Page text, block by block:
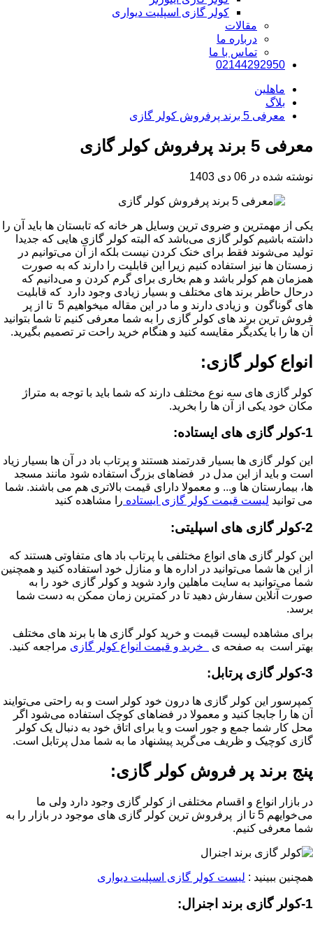
کولر گازی اسپلیت دیواری
مقالات
درباره ما
تماس با ما
02144292950
ماهلین
بلاگ
معرفی 5 برند پرفروش کولر گازی
معرفی 5 برند پرفروش کولر گازی
نوشته شده در 06 دی 1403
یکی از مهمترین و ضروی ترین وسایل هر خانه که تابستان ها باید آن را
داشته باشیم کولر گازی می‌باشد که البته کولر گازی هایی که جدیدا
تولید می‌شوند فقط برای خنک کردن نیست بلکه از آن می‌توانیم در
زمستان ها نیز استفاده کنیم زیرا این قابلیت را دارند که به صورت
همزمان هم کولر باشد و هم بخاری برای گرم کردن و می‌دانیم که
درحال حاظر برند های مختلف و بسیار زیادی وجود دارد که قابلیت
های گوناگون و زیادی دارند و ما در این مقاله میخواهیم 5 تا از پر
فروش ترین برند های کولر گازی را به شما معرفی کنیم تا شما بتوانید
آن ها را با یکدیگر مقایسه کنید و هنگام خرید راحت تر تصمیم بگیرید.
انواع کولر گازی:
کولر گازی های سه نوع مختلف دارند که شما باید با توجه به متراژ
مکان خود یکی از آن ها را بخرید.
1-کولر گازی های ایستاده:
این کولر گازی ها بسیار قدرتمند هستند و پرتاب باد در آن ها بسیار زیاد
است و باید از این مدل در فضاهای بزرگ استفاده شود مانند مسجد
ها، بیمارستان ها و... و معمولا دارای قیمت بالاتری هم می باشند. شما
می توانید لیست قیمت کولر گازی ایستاده را مشاهده کنید
2-کولر گازی های اسپلیتی:
این کولر گازی های انواع مختلفی با پرتاب باد های متفاوتی هستند که
از این ها شما می‌توانید در اداره ها و منازل خود استفاده کنید و همچنین
شما می‌توانید به سایت ماهلین وارد شوید و کولر گازی خود را به
صورت آنلاین سفارش دهید تا در کمترین زمان ممکن به دست شما
برسد.
برای مشاهده لیست قیمت و خرید کولر گازی ها با برند های مختلف
بهتر است به صفحه ی
خرید و قیمت انواع کولر گازی مراجعه کنید.
3-کولر گازی پرتابل:
کمپرسور این کولر گازی ها درون خود کولر است و به راحتی می‌توایند
آن ها را جابجا کنید و معمولا در فضاهای کوچک استفاده می‌شود اگر
محل کار شما جمع و جور است و یا برای اتاق خود به دنبال یک کولر
گازی کوچیک و ظریف می‌گرید پیشنهاد ما به شما مدل پرتابل است.
پنج برند پر فروش کولر گازی:
در بازار انواع و اقسام مختلفی از کولر گازی وجود دارد ولی ما
می‌خوایهم 5 تا از پرفروش ترین کولر گازی های موجود در بازار را به
شما معرفی کنیم.
همچنین ببینید : لیست کولر گازی اسپلیت دیواری
1-کولر گازی برند اجنرال: